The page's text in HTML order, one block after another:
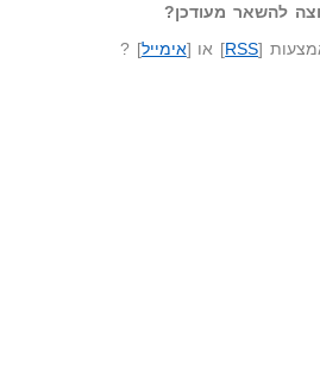
שאל שאלה בפיג'מה
להשאר מעודכן?
[
RSS] או [אימייל] ?